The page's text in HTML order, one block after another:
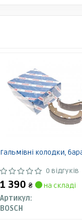
Гальмівні колодки,
0 відгуків
1 390 ₴
на складі
Артикул:
BOSCH